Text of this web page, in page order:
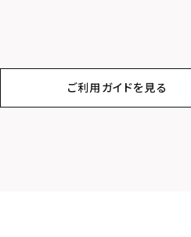
ご利用ガイドを見る